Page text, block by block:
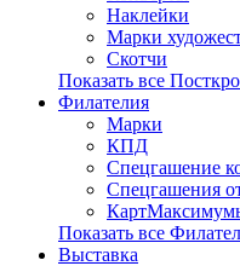
Наклейки
Марки
Скотчи
Показать все
Филателия
Марки
КПД
Спецгашение
Спецгашения
Показать все
Выставка